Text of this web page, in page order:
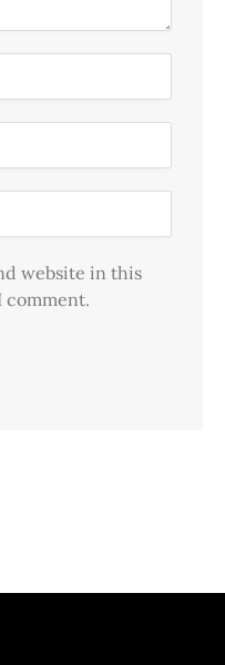
website in this
comment.